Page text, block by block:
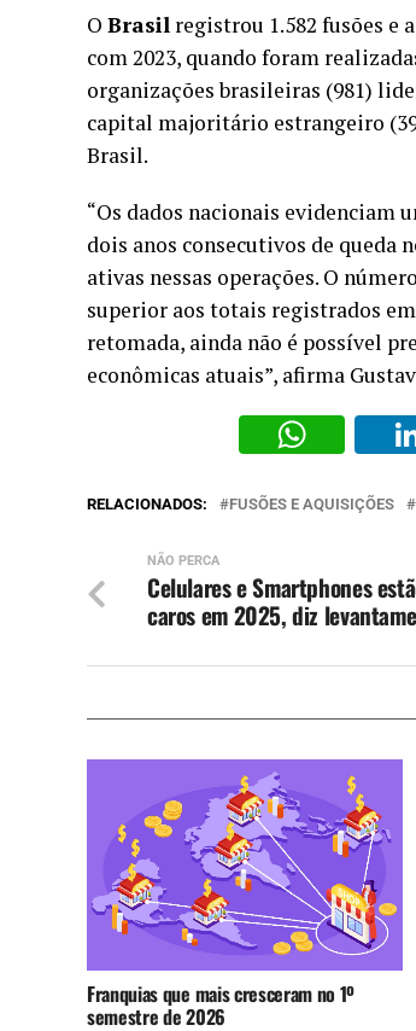
O Brasil registrou 1.582 fusões e
com 2023, quando foram
organizações brasileiras (981)
capital majoritário estrangeiro
Brasil.
“Os dados nacionais evidenciam
dois anos consecutivos de queda
ativas nessas operações. O
superior aos totais registrados
retomada, ainda não é possível
econômicas atuais”, afirma
RELACIONADOS: FUSÕES E AQUISIÇÕES
NÃO PERCA
Celulares e Smartphones
caros em 2025, diz
Franquias que mais cresceram no 1º
semestre de 2026